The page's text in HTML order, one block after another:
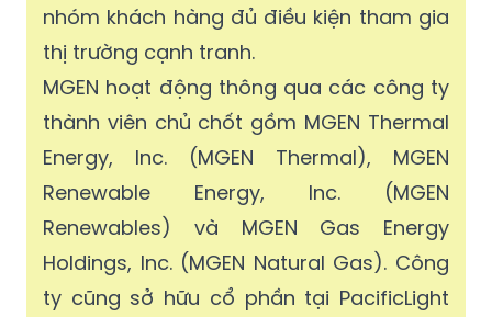
nhóm khách hàng đủ điều kiện tham gia
thị trường cạnh tranh.
MGEN hoạt động thông qua các công ty
thành viên chủ chốt gồm MGEN Thermal
Energy, Inc. (MGEN Thermal), MGEN
Renewable Energy, Inc. (MGEN
Renewables) và MGEN Gas Energy
Holdings, Inc. (MGEN Natural Gas). Công
ty cũng sở hữu cổ phần tại PacificLight